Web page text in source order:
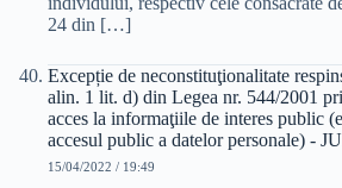
24 din […]
Excepție de neconstituţionalitate
alin. 1 lit. d) din Legea nr. 544/2001
acces la informaţiile de interes public
accesul public a datelor personale) -
15/04/2022 / 19:49